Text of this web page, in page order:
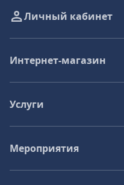
Личный кабинет
Интернет-магазин
Услуги
Мероприятия